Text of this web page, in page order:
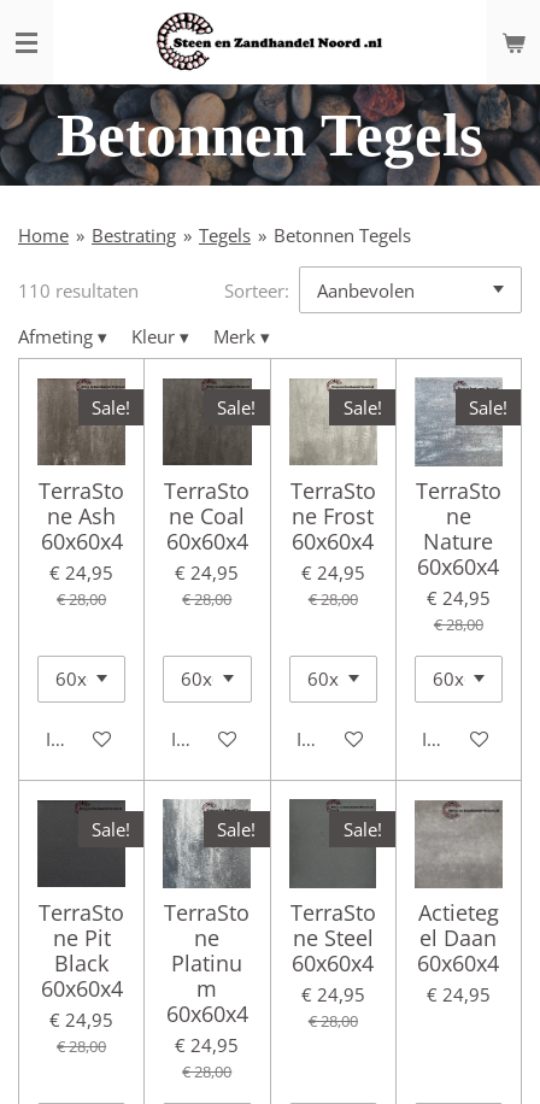
direct
de
hoofdinhoud
Betonnen Tegels
Home » Bestrating » Tegels » Betonnen Tegels
110 resultaten
Sorteer:
Afmeting ▾ Kleur ▾ Merk ▾
Sale!
TerraSto
ne Ash
60x60x4
€ 24,95
€ 28,00
In winkelwagen
Sale!
TerraSto
ne Coal
60x60x4
€ 24,95
€ 28,00
In winkelwagen
Sale!
TerraSto
ne Frost
60x60x4
€ 24,95
€ 28,00
In winkelwagen
Sale!
TerraSto
ne
Nature
60x60x4
€ 24,95
€ 28,00
In
Sale!
TerraSto
ne Pit
Black
60x60x4
€ 24,95
€ 28,00
Sale!
TerraSto
ne
Platinu
m
60x60x4
€ 24,95
€ 28,00
Sale!
TerraSto
ne Steel
60x60x4
€ 24,95
€ 28,00
Actieteg
el Daan
60x60x4
€ 24,95